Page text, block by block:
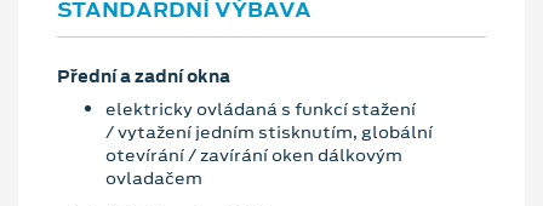
STANDARDNÍ VÝBAVA
Přední a zadní okna
elektricky ovládaná s funkcí stažení
/ vytažení jedním stisknutím, globální
otevírání / zavírání oken dálkovým
ovladačem